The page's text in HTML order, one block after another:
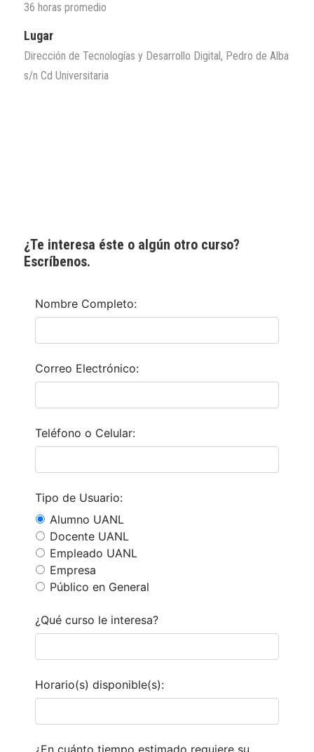
36 horas promedio
Lugar
Dirección de Tecnologías y Desarrollo Digital, Pedro de Alba
s/n Cd Universitaria
¿Te interesa éste o algún otro curso?
Escríbenos.